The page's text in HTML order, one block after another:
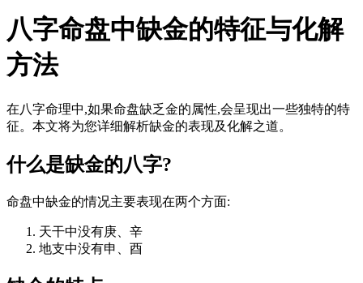
八字命盘中缺金的特征与化解
方法
在八字命理中,如果命盘缺乏金的属性,会呈现出一些独特的特
征。本文将为您详细解析缺金的表现及化解之道。
什么是缺金的八字?
命盘中缺金的情况主要表现在两个方面:
天干中没有庚、辛
地支中没有申、酉